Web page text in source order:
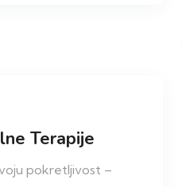
Terapije
pokretljivost –